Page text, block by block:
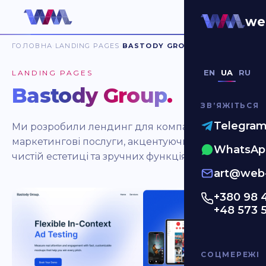
EN UA RU
ЗВʼЯЖІТЬСЯ
+380 98
+48 573
СОЦМЕРЕЖІ
ГОЛОВНА LANDING PAGES BASTODY GROUP
LANDING PAGES
Bastody Group.
Ми розробили лендинг для компанії, що надає
маркетингові послуги, акцентуючи увагу на
чистій естетиці та зручних функціях взаємодії.